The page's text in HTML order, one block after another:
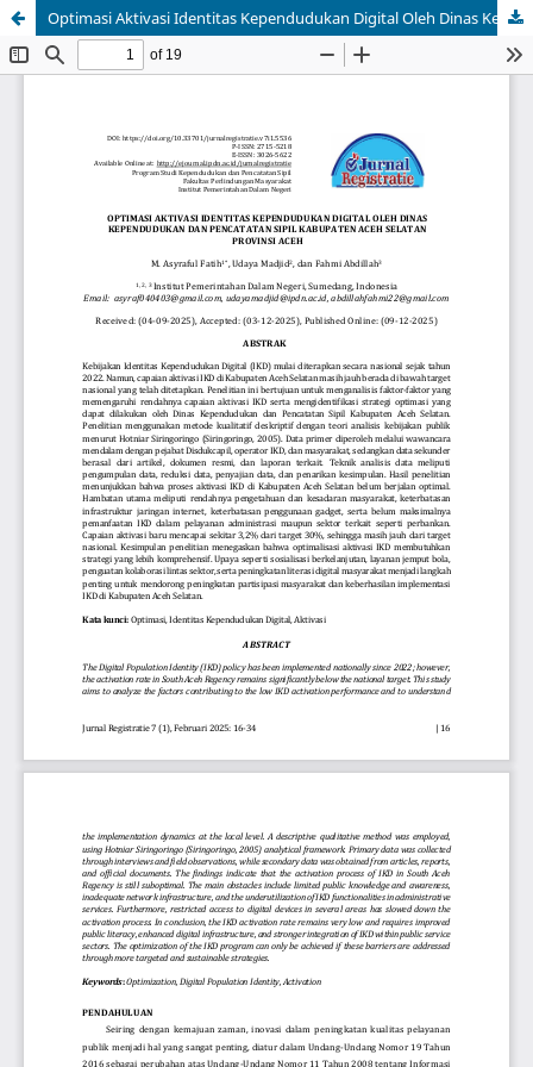
Optimasi Aktivasi Identitas Kependudukan Digital Oleh Dinas Kependudukan Dan Pencatatan Sipil Kabupaten Aceh Selatan Provinsi Aceh